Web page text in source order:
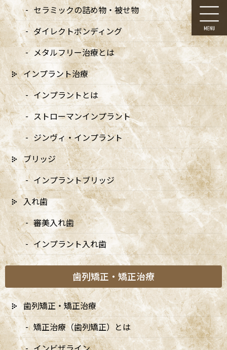
コ
ン
テ
ン
ツ
に
移
動
ナ
ビ
ゲ
ー
シ
ョ
ン
に
移
動 お知らせ
HOME お知らせ 設備のご紹介 64-IMG_5591
2024/10/23
64-IMG_5591
セラミックの詰め物・被せ物
ダイレクトボンディング
メタルフリー治療とは
インプラント治療
インプラントとは
ストローマンインプラント
ジンヴィ・インプラント
ブリッジ
インプラントブリッジ
入れ歯
審美入れ歯
インプラント入れ歯
歯列矯正・矯正治療
歯列矯正・矯正治療
矯正治療（歯列矯正）とは